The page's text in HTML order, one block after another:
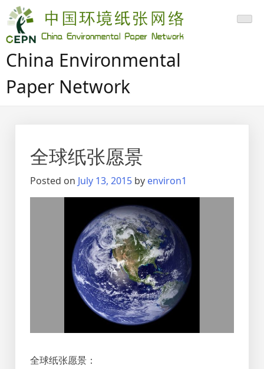
Skip
to
content
China Environmental
Paper Network
全球纸张愿景
Posted on July 13, 2015 by environ1
全球纸张愿景：